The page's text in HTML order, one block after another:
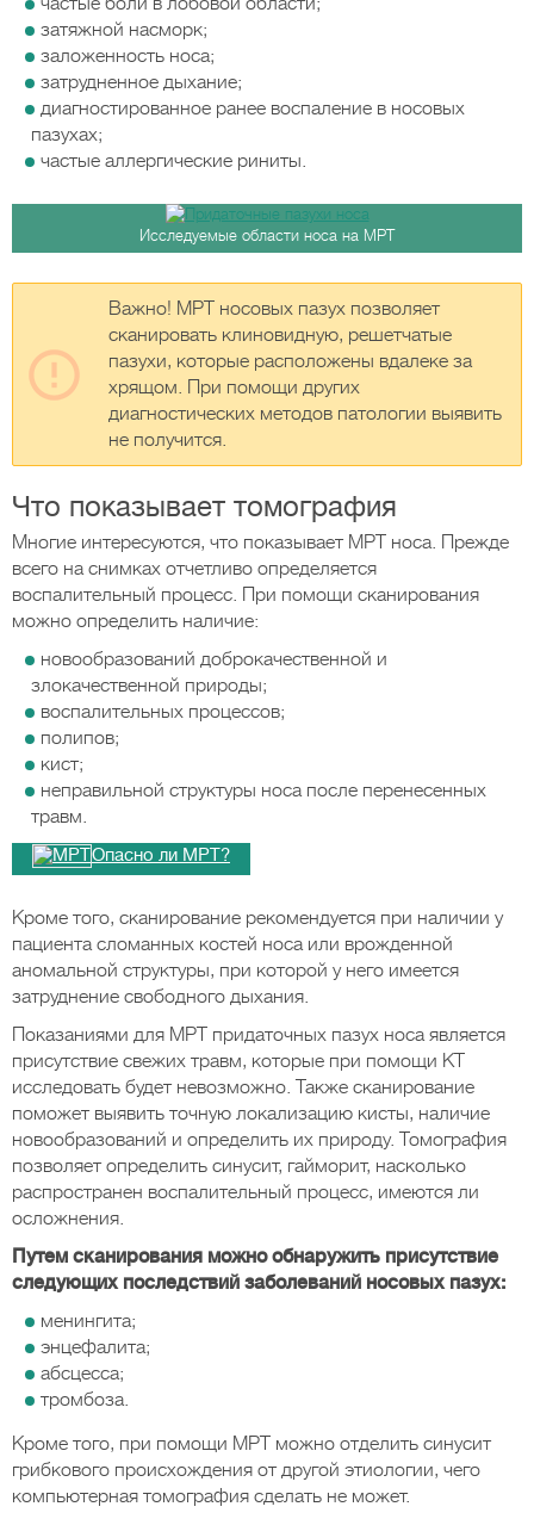
затяжной насморк;
заложенность носа;
затрудненное дыхание;
диагностированное ранее воспаление в носовых
пазухах;
частые аллергические риниты.
Исследуемые области носа на МРТ
Важно! МРТ носовых пазух позволяет
сканировать клиновидную, решетчатые
пазухи, которые расположены вдалеке за
хрящом. При помощи других
диагностических методов патологии выявить
не получится.
Что показывает томография
Многие интересуются, что показывает МРТ носа. Прежде
всего на снимках отчетливо определяется
воспалительный процесс. При помощи сканирования
можно определить наличие:
новообразований доброкачественной и
злокачественной природы;
воспалительных процессов;
полипов;
кист;
неправильной структуры носа после перенесенных
травм.
Опасно ли МРТ?
Кроме того, сканирование рекомендуется при наличии у
пациента сломанных костей носа или врожденной
аномальной структуры, при которой у него имеется
затруднение свободного дыхания.
Показаниями для МРТ придаточных пазух носа является
присутствие свежих травм, которые при помощи КТ
исследовать будет невозможно. Также сканирование
поможет выявить точную локализацию кисты, наличие
новообразований и определить их природу. Томография
позволяет определить синусит, гайморит, насколько
распространен воспалительный процесс, имеются ли
осложнения.
Путем сканирования можно обнаружить присутствие
следующих последствий заболеваний носовых пазух:
менингита;
энцефалита;
абсцесса;
тромбоза.
Кроме того, при помощи МРТ можно отделить синусит
грибкового происхождения от другой этиологии, чего
компьютерная томография сделать не может.